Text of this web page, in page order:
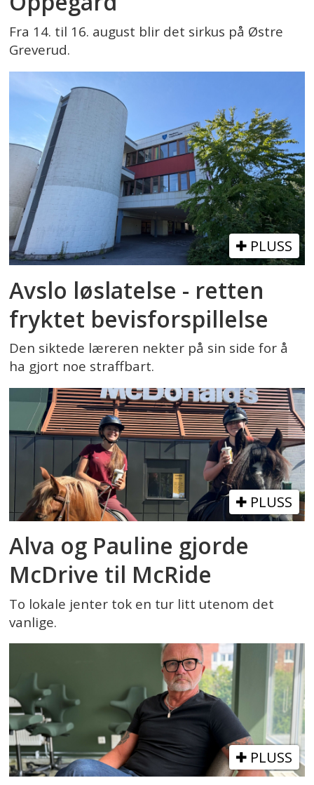
Fra 14. til 16. august blir det sirkus på Østre
Greverud.
PLUSS
Avslo løslatelse - retten
fryktet bevisforspillelse
Den siktede læreren nekter på sin side for å
ha gjort noe straffbart.
PLUSS
Alva og Pauline gjorde
McDrive til McRide
To lokale jenter tok en tur litt utenom det
vanlige.
PLUSS